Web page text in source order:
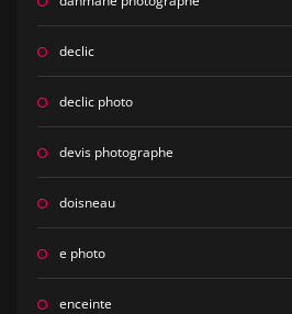
declic
declic photo
devis photographe
doisneau
e photo
enceinte